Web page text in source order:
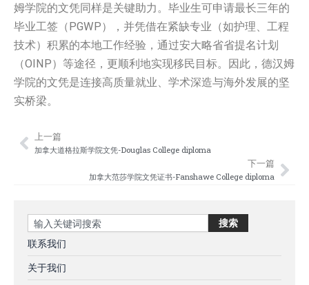
姆学院的文凭同样是关键助力。毕业生可申请最长三年的
毕业工签（PGWP），并凭借在紧缺专业（如护理、工程
技术）积累的本地工作经验，通过安大略省省提名计划
（OINP）等途径，更顺利地实现移民目标。因此，德汉姆
学院的文凭是连接高质量就业、学术深造与海外发展的坚
实桥梁。
Prev
上一篇
加拿大道格拉斯学院文凭-Douglas College diploma
下一篇
加拿大范莎学院文凭证书-Fanshawe College diploma
Search 搜索
联系我们
关于我们